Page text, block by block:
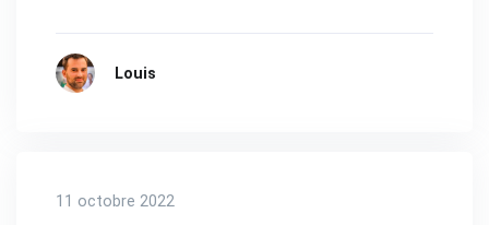
Louis
11 octobre 2022